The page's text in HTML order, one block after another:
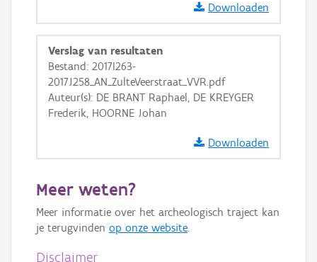
Downloaden
Verslag van resultaten
Bestand: 2017I263-
2017J258_AN_ZulteVeerstraat_VVR.pdf
Auteur(s): DE BRANT Raphael, DE KREYGER
Frederik, HOORNE Johan
Downloaden
Meer weten?
Meer informatie over het archeologisch traject kan
je terugvinden op onze website.
Disclaimer